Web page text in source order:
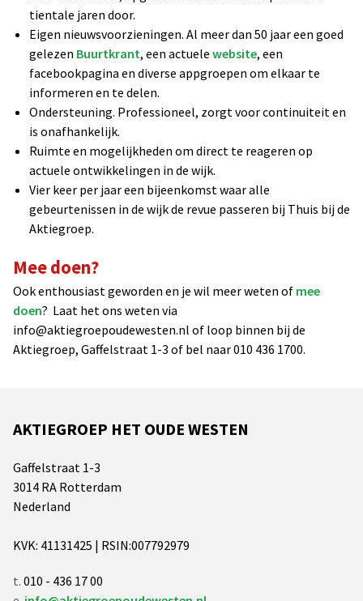
tientale jaren door.
Eigen nieuwsvoorzieningen. Al meer dan 50 jaar een goed
gelezen Buurtkrant, een actuele website, een
facebookpagina en diverse appgroepen om elkaar te
informeren en te delen.
Ondersteuning. Professioneel, zorgt voor continuiteit en
is onafhankelijk.
Ruimte en mogelijkheden om direct te reageren op
actuele ontwikkelingen in de wijk.
Vier keer per jaar een bijeenkomst waar alle
gebeurtenissen in de wijk de revue passeren bij Thuis bij de
Aktiegroep.
Mee doen?
Ook enthousiast geworden en je wil meer weten of mee
doen? Laat het ons weten via
info@aktiegroepoudewesten.nl of loop binnen bij de
Aktiegroep, Gaffelstraat 1-3 of bel naar 010 436 1700.
AKTIEGROEP HET OUDE WESTEN
Gaffelstraat 1-3
3014 RA Rotterdam
Nederland
KVK: 41131425 | RSIN:007792979
t. 010 - 436 17 00